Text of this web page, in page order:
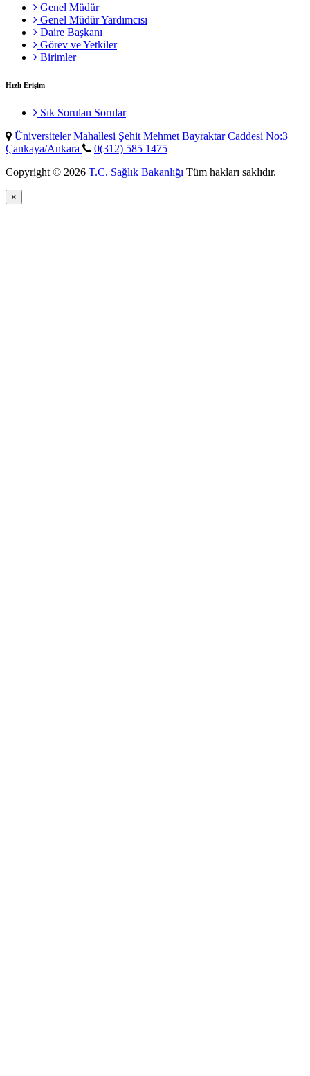
Genel Müdür
Genel Müdür Yardımcısı
Daire Başkanı
Görev ve Yetkiler
Birimler
Hızlı Erişim
Sık Sorulan Sorular
Üniversiteler Mahallesi Şehit Mehmet Bayraktar Caddesi No:3
Çankaya/Ankara
0(312) 585 1475
Copyright © 2026 T.C. Sağlık Bakanlığı Tüm hakları saklıdır.
×